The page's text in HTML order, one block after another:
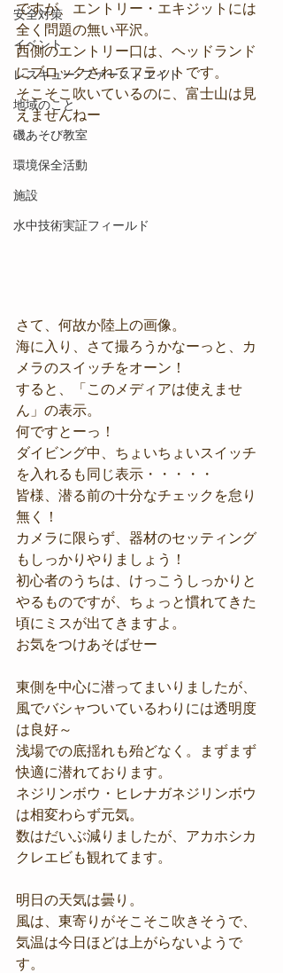
安全対策
イベント
レスキュー･ファーストエイド
地域のこと
磯あそび教室
環境保全活動
施設
水中技術実証フィールド
ですが、エントリー・エキジットには
全く問題の無い平沢。
西側のエントリー口は、ヘッドランド
にブロックされてフラットです。
そこそこ吹いているのに、富士山は見
えませんねー
さて、何故か陸上の画像。
海に入り、さて撮ろうかなーっと、カ
メラのスイッチをオーン！
すると、「このメディアは使えませ
ん」の表示。
何ですとーっ！
ダイビング中、ちょいちょいスイッチ
を入れるも同じ表示・・・・・
皆様、潜る前の十分なチェックを怠り
無く！
カメラに限らず、器材のセッティング
もしっかりやりましょう！
初心者のうちは、けっこうしっかりと
やるものですが、ちょっと慣れてきた
頃にミスが出てきますよ。
お気をつけあそばせー
東側を中心に潜ってまいりましたが、
風でバシャついているわりには透明度
は良好～
浅場での底揺れも殆どなく。まずまず
快適に潜れております。
ネジリンボウ・ヒレナガネジリンボウ
は相変わらず元気。
数はだいぶ減りましたが、アカホシカ
クレエビも観れてます。
明日の天気は曇り。
風は、東寄りがそこそこ吹きそうで、
気温は今日ほどは上がらないようで
す。